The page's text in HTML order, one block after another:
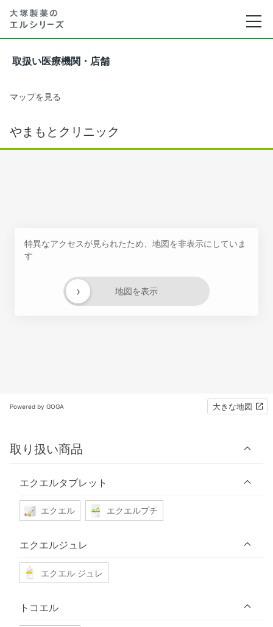
取扱い医療機関・店舗
マップを見る
やまもとクリニック
特異なアクセスが見られたため、地図を非表示にしていま
す
地図を表示
›
Powered by GOGA 大きな地図
取り扱い商品
エクエルタブレット
エクエル エクエルプチ
エクエルジュレ
エクエル ジュレ
トコエル